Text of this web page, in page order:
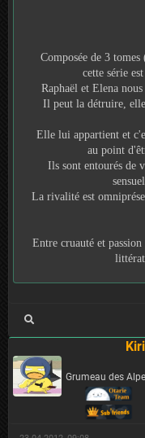
Composée de 3
cette série
Raphaël et Elena
Il peut la détruire,
Elle lui appartient et
au point
Ils sont entourés de
La rivalité est
Entre cruauté et
Grumeau des